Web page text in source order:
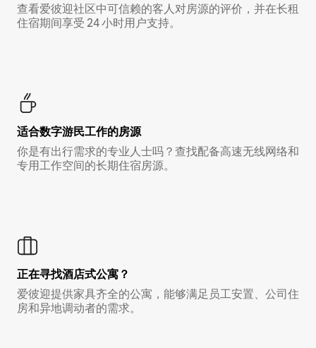
查看爱彼迎社区中可信赖的客人对房源的评价，并在长租
住宿期间享受 24 小时用户支持。
适合数字游民工作的房源
你是有出行需求的专业人士吗？查找配备高速无线网络和
专用工作空间的长期住宿房源。
正在寻找酒店式公寓？
爱彼迎提供家具齐全的公寓，能够满足员工安置、公司住
房和异地调动者的需求。